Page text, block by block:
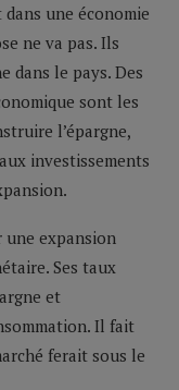
une économie
ne va pas. Ils
dans le pays. Des
sont les
l’épargne,
investissements
une expansion
Ses taux
et
Il fait
ferait sous le